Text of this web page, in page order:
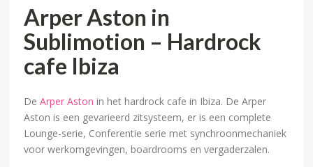
Arper Aston in
Sublimotion – Hardrock
cafe Ibiza
DeArper Aston in het hardrock cafe in Ibiza. De Arper
Aston is een gevarieerd zitsysteem, er is een complete
Lounge-serie, Conferentie serie met synchroonmechaniek
voor werkomgevingen, boardrooms en vergaderzalen.